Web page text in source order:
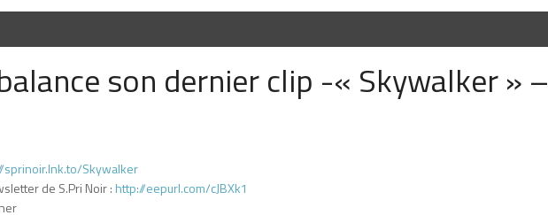
son dernier clip -« Skywalker » –
sprinoir.lnk.to/Skywalker
de S.Pri Noir : http://eepurl.com/cJBXk1